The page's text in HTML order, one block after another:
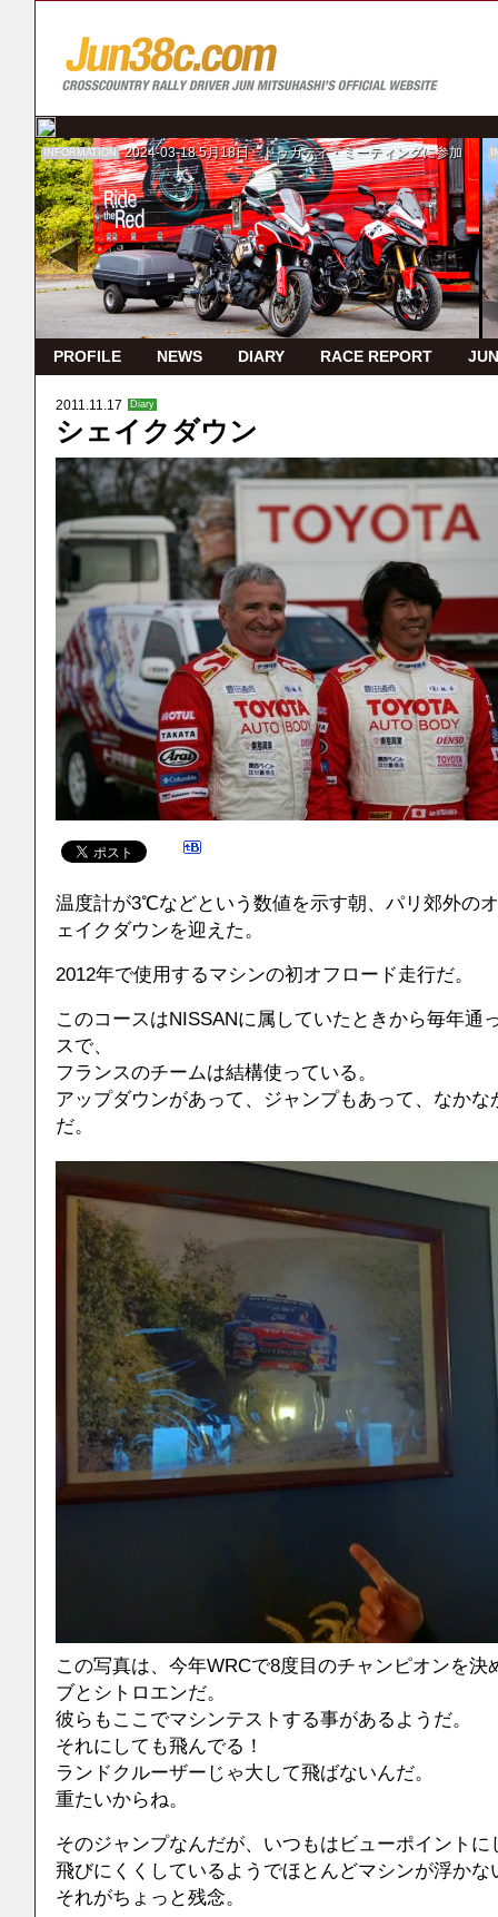
INFORMATION 2024-03-18 5月18日 ドゥカティ・ミーティングに参加
PROFILE NEWS DIARY RACE REPORT
2011.11.17 Diary
シェイクダウン
温度計が3℃などという数値を示す朝、パリ郊外の
ェイクダウンを迎えた。
2012年で使用するマシンの初オフロード走行だ。
このコースはNISSANに属していたときから毎年通
スで、
フランスのチームは結構使っている。
アップダウンがあって、ジャンプもあって、なか
だ。
この写真は、今年WRCで8度目のチャンピオンを決
ブとシトロエンだ。
彼らもここでマシンテストする事があるようだ。
それにしても飛んでる！
ランドクルーザーじゃ大して飛ばないんだ。
重たいからね。
そのジャンプなんだが、いつもはビューポイント
飛びにくくしているようでほとんどマシンが浮かな
それがちょっと残念。